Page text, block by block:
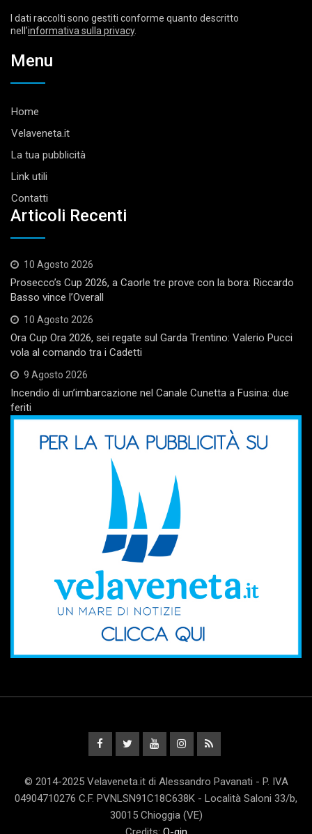
I dati raccolti sono gestiti conforme quanto descritto
nell’informativa sulla privacy.
Menu
Home
Velaveneta.it
La tua pubblicità
Link utili
Contatti
Articoli Recenti
10 Agosto 2026
Prosecco’s Cup 2026, a Caorle tre prove con la bora: Riccardo
Basso vince l’Overall
10 Agosto 2026
Ora Cup Ora 2026, sei regate sul Garda Trentino: Valerio Pucci
vola al comando tra i Cadetti
9 Agosto 2026
Incendio di un’imbarcazione nel Canale Cunetta a Fusina: due
feriti
© 2014-2025 Velaveneta.it di Alessandro Pavanati - P. IVA
04904710276 C.F. PVNLSN91C18C638K - Località Saloni 33/b,
30015 Chioggia (VE)